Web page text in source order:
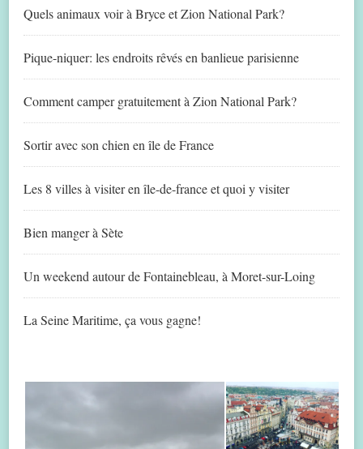
Quels animaux voir à Bryce et Zion National Park?
Pique-niquer: les endroits rêvés en banlieue parisienne
Comment camper gratuitement à Zion National Park?
Sortir avec son chien en île de France
Les 8 villes à visiter en île-de-france et quoi y visiter
Bien manger à Sète
Un weekend autour de Fontainebleau, à Moret-sur-Loing
La Seine Maritime, ça vous gagne!